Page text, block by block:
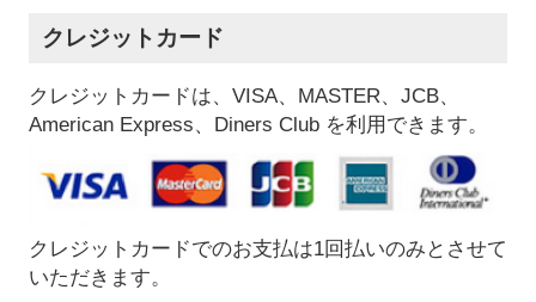
クレジットカード
クレジットカードは、VISA、MASTER、JCB、
American Express、Diners Club を利用できます。
クレジットカードでのお支払は1回払いのみとさせて
いただきます。